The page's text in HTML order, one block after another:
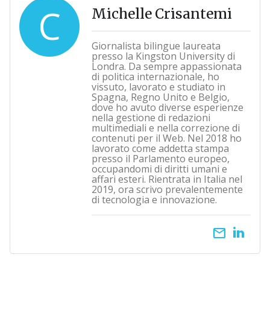
C Michelle Crisantemi
Giornalista bilingue laureata
presso la Kingston University di
Londra. Da sempre appassionata
di politica internazionale, ho
vissuto, lavorato e studiato in
Spagna, Regno Unito e Belgio,
dove ho avuto diverse esperienze
nella gestione di redazioni
multimediali e nella correzione di
contenuti per il Web. Nel 2018 ho
lavorato come addetta stampa
presso il Parlamento europeo,
occupandomi di diritti umani e
affari esteri. Rientrata in Italia nel
2019, ora scrivo prevalentemente
di tecnologia e innovazione.
email